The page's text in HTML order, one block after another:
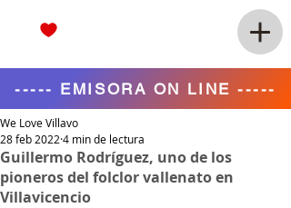
----- EMISORA ON LINE -----
Guillermo Rodríguez, uno de los
pioneros del folclor vallenato en
Villavicencio
We Love Villavo
28 feb 2022 4 min de lectura